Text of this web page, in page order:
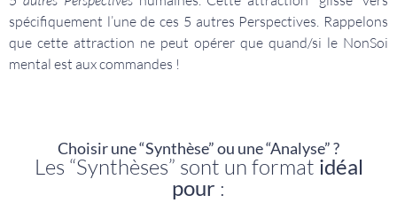
spécifiquement l’une de ces 5 autres Perspectives. Rappelons
que cette attraction ne peut opérer que quand/si le NonSoi
mental est aux commandes !
Choisir une “Synthèse” ou une “Analyse” ?
Les “Synthèses” sont un format idéal
pour :